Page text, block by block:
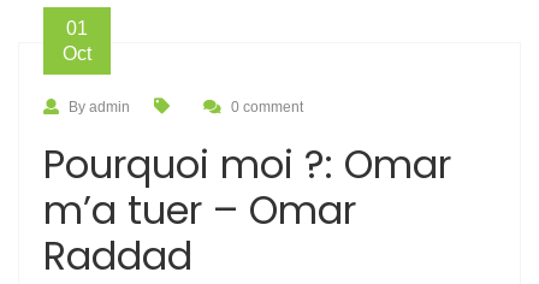
01
Oct
By admin 0 comment
Pourquoi moi ?: Omar
m’a tuer – Omar
Raddad